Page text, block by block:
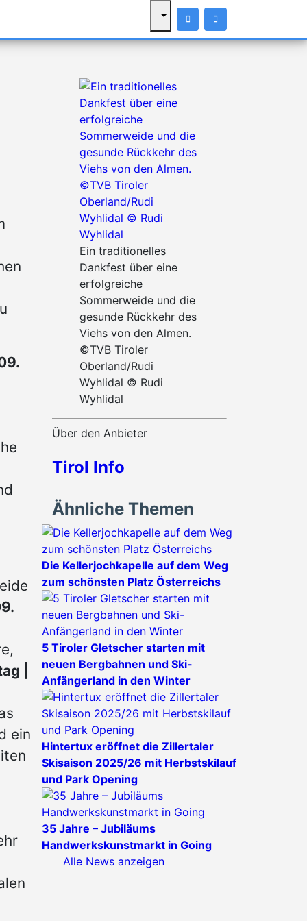
|
ein
Ein traditionelles
Dankfest über eine
erfolgreiche
Sommerweide und die
gesunde Rückkehr des
Viehs von den Almen.
©TVB Tiroler
Oberland/Rudi
Wyhlidal © Rudi
Wyhlidal
Über den Anbieter
Tirol Info
Ähnliche Themen
Die Kellerjochkapelle auf dem Weg
zum schönsten Platz Österreichs
5 Tiroler Gletscher starten mit
neuen Bergbahnen und Ski-
Anfängerland in den Winter
Hintertux eröffnet die Zillertaler
Skisaison 2025/26 mit Herbstskilauf
und Park Opening
35 Jahre – Jubiläums
Handwerkskunstmarkt in Going
Alle News anzeigen